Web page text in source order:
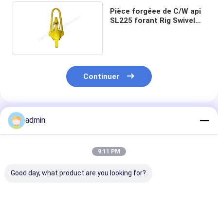
Pièce forgéee de C/W api
SL225 forant Rig Swivel
Continuer
Produits Recommandés
admin
9:11 PM
Good day, what product are you looking for?